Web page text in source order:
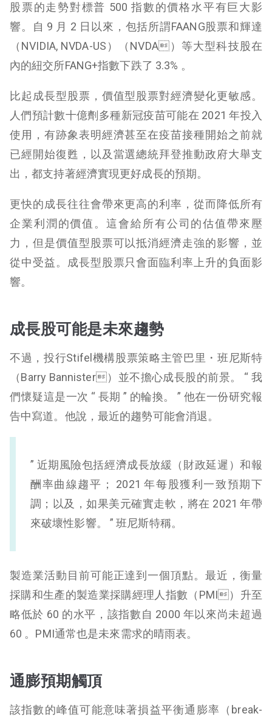
股票的走勢對標普 500 指數的價格水平有巨大影
響。自 9 月 2 日以來，包括所謂FAANG股票和輝達
（NVIDIA, NVDA-US）（NVDA）等大型科技股在
內的紐交所FANG+指數下跌了 3.3% 。
比起成長型股票，價值型股票對經濟變化更敏感。
人們預計數十億劑多種新冠疫苗可能在 2021 年投入
使用，有跡象表明經濟甚至在疫苗接種開始之前就
已經開始復甦，以及當選總統拜登推動政府大舉支
出，都支持著經濟實現更好成長的預期。
更快的成長往往會帶來更高的利率，從而降低所有
企業利潤的價值。這會給所有公司的估值帶來壓
力，但是價值型股票可以抵消經濟走強的影響，並
從中受益。成長型股票只會面臨利率上升的負面影
響。
成長股可能是未來趨勢
不過，投行Stifel機構股票策略主管巴里・班尼斯特
（Barry Bannister）並不擔心成長股的前景。 “ 我
們懷疑這是一次 “ 長期 ” 的輪換。 ” 他在一份研究報
告中寫道。他說，最近的趨勢可能會消退。
” 近期風險包括經濟成長放緩（財政延遲）和報
酬率曲線趨平； 2021 年每股獲利一致預期下
調；以及，如果美元確實走軟，將在 2021 年帶
來破壞性影響。 ” 班尼斯特稱。
製造業活動目前可能正達到一個頂點。最近，衡量
採購和生產的製造業採購經理人指數（PMI）升至
略低於 60 的水平，該指數自 2000 年以來尚未超過
60 。PMI通常也是未來需求的晴雨表。
通膨預期觸頂
該指數的峰值可能意味著損益平衡通膨率（break-